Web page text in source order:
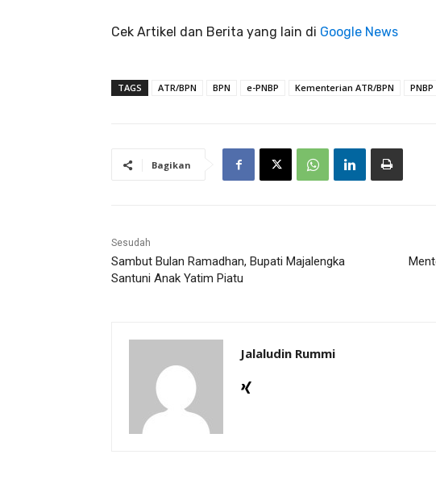
Cek Artikel dan Berita yang lain di Google News
TAGS ATR/BPN BPN e-PNBP Kementerian ATR/BPN PNBP
Bagikan
Sesudah
Sambut Bulan Ramadhan, Bupati Majalengka
Santuni Anak Yatim Piatu
Jalaludin Rummi